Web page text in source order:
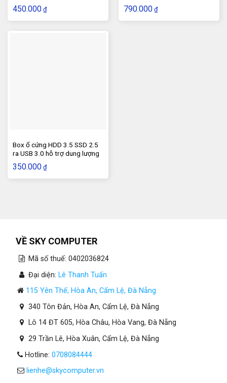
450.000 ₫ 790.000 ₫
Box ổ cứng HDD 3.5 SSD 2.5
ra USB 3.0 hỗ trợ dung lượng
16TB
350.000 ₫
VỀ SKY COMPUTER
Mã số thuế: 0402036824
Đại diện: Lê Thanh Tuấn
115 Yên Thế, Hòa An, Cẩm Lệ, Đà Nẵng
340 Tôn Đản, Hòa An, Cẩm Lệ, Đà Nẵng
Lô 14 ĐT 605, Hòa Châu, Hòa Vang, Đà Nẵng
29 Trần Lê, Hòa Xuân, Cẩm Lệ, Đà Nẵng
Hotline: 0708084444
lienhe@skycomputer.vn